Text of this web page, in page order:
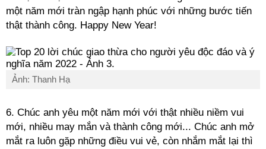
một năm mới tràn ngập hạnh phúc với những bước tiến
thật thành công. Happy New Year!
Ảnh: Thanh Hạ
6. Chúc anh yêu một năm mới với thật nhiều niềm vui
mới, nhiều may mắn và thành công mới... Chúc anh mở
mắt ra luôn gặp những điều vui vẻ, còn nhắm mắt lại thì